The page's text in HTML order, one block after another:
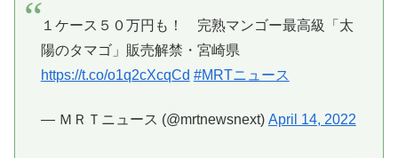
１ケース５０万円も！ 完熟マンゴー最高級「太
陽のタマゴ」販売解禁・宮崎県
https://t.co/o1q2cXcqCd #MRTニュース
— ＭＲＴニュース (@mrtnewsnext) April 14, 2022